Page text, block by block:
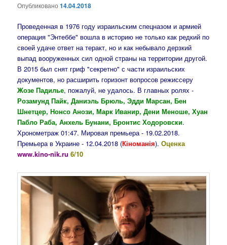
Опубликовано14.04.2018
Проведенная в 1976 году израильским спецназом и армией
операция "Энтеббе" вошла в историю не только как редкий по
своей удаче ответ на теракт, но и как небывало дерзкий
выпад вооруженных сил одной страны на территории другой.
В 2015 был снят гриф "секретно" с части израильских
документов, но расширить горизонт вопросов режиссеру
Жозе Падилье, пожалуй, не удалось. В главных ролях -
Розамунд Пайк, Даниэль Брюль, Эдди Марсан, Бен
Шнетцер, Нонсо Анози, Марк Иванир, Дени Меноше, Хуан
Пабло Раба, Анхель Бунани, Бронтис Ходоровски.
Хронометраж 01:47. Мировая премьера - 19.02.2018.
Премьера в Украине - 12.04.2018 (Кіноманія).Оценка
www.kino-nik.ru 6/10